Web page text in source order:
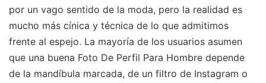
por un vago sentido de la moda, pero la realidad es
mucho más cínica y técnica de lo que admitimos
frente al espejo. La mayoría de los usuarios asumen
que una buena Foto De Perfil Para Hombre depende
de la mandíbula marcada, de un filtro de Instagram o